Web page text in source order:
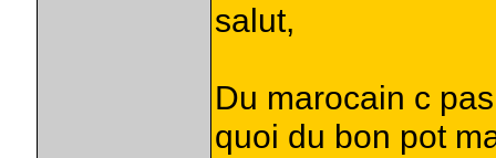
salut,
Du marocain c
quoi du bon pot